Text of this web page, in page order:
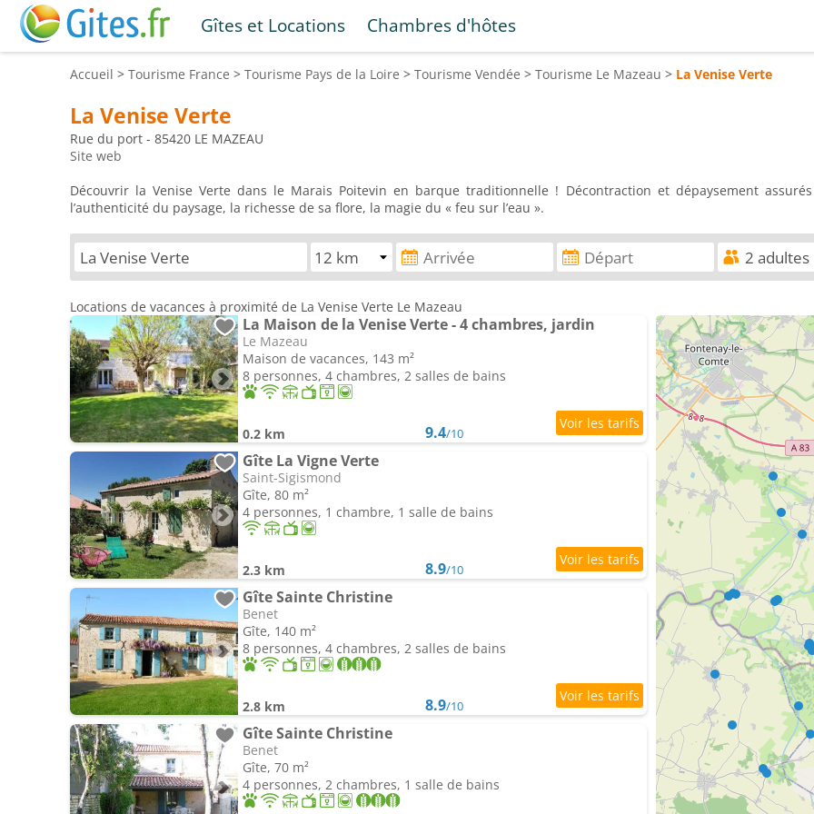
Gîtes et Locations Chambres d'hôtes
Accueil > Tourisme France > Tourisme Pays de la Loire > Tourisme Vendée > Tourisme Le Mazeau > La Venise Verte
La Venise Verte
Rue du port - 85420 LE MAZEAU
Site web
Découvrir la Venise Verte dans le Marais Poitevin en barque traditionnelle ! Décontraction et dépaysement
l’authenticité du paysage, la richesse de sa flore, la magie du « feu sur l’eau ».
Locations de vacances à proximité de La Venise Verte Le Mazeau
La Maison de la Venise Verte - 4 chambres, jardin
Le Mazeau
Maison de vacances, 143 m²
8 personnes, 4 chambres, 2 salles de bains
0.2 km 9.4/10
Gîte La Vigne Verte
Saint-Sigismond
Gîte, 80 m²
4 personnes, 1 chambre, 1 salle de bains
2.3 km 8.9/10
Gîte Sainte Christine
Benet
Gîte, 140 m²
8 personnes, 4 chambres, 2 salles de bains
2.8 km 8.9/10
Gîte Sainte Christine
Benet
Gîte, 70 m²
4 personnes, 2 chambres, 1 salle de bains